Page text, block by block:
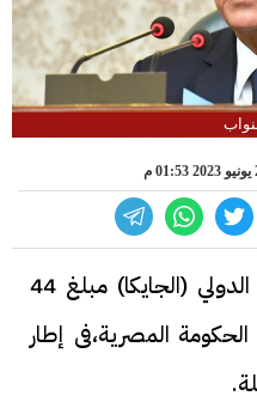
منحت وكالة اليابان للتعاون الدولي (الجايكا) مبلغ 44
المصرية،فى إطار